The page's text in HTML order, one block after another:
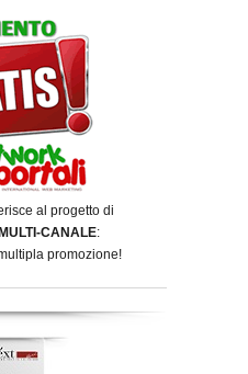
al progetto di
CANALE:
promozione!